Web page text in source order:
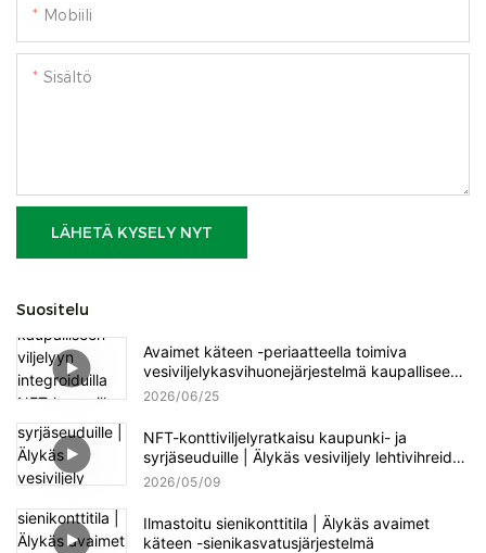
Mobiili
Sisältö
LÄHETÄ KYSELY NYT
Suositelu
Avaimet käteen -periaatteella toimiva
vesiviljelykasvihuonejärjestelmä kaupalliseen
viljelyyn integroiduilla NFT-kanavilla,
ravinneannostuksen säädöllä
2026 06 25
NFT-konttiviljelyratkaisu kaupunki- ja
syrjäseuduille | Älykäs vesiviljely lehtivihreiden
ja yrttien tuotantoon
2026 05 09
Ilmastoitu sienikonttitila | Älykäs avaimet
käteen -sienikasvatusjärjestelmä